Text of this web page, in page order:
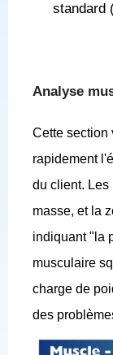
standard
Analyse
Cette section
rapidement
du client. Les
masse, et la
indiquant "la
musculaire
charge de
des